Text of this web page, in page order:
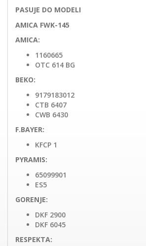
PASUJE DO MODELI
AMICA FWK-145
AMICA:
1160665
OTC 614 BG
BEKO:
9179183012
CTB 6407
CWB 6430
F.BAYER:
KFCP 1
PYRAMIS:
65099901
ES5
GORENJE:
DKF 2900
DKF 6045
RESPEKTA: